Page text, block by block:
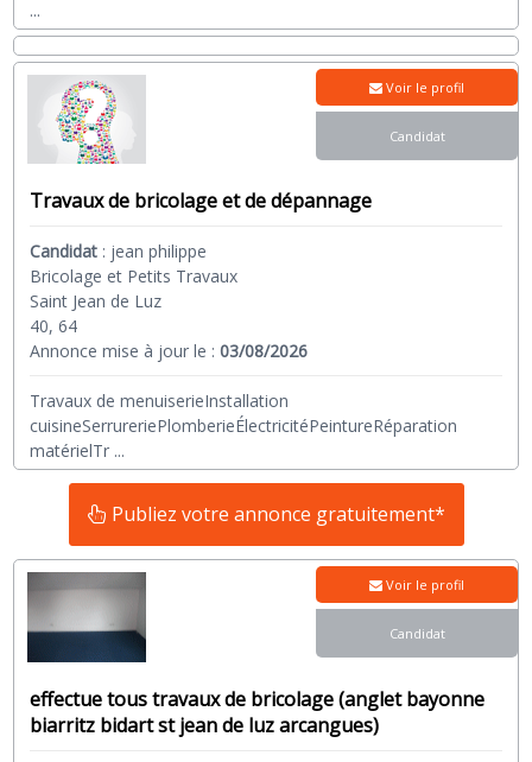
...
Travaux de bricolage et de dépannage
Candidat : jean philippe
Bricolage et Petits Travaux
Saint Jean de Luz
40, 64
Annonce mise à jour le :03/08/2026
Travaux de menuiserieInstallation
cuisineSerrureriePlomberieÉlectricitéPeintureRéparation
matérielTr ...
Voir le profil
Candidat
Publiez votre annonce gratuitement*
effectue tous travaux de bricolage (anglet bayonne
biarritz bidart st jean de luz arcangues)
Voir le profil
Candidat